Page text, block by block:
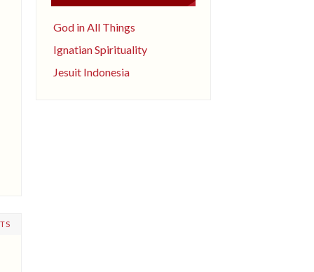
God in All Things
Ignatian Spirituality
Jesuit Indonesia